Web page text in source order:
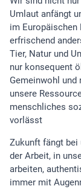
Umlaut anfängt
im
erfrischend
Tier, Natur und
nur konsequent
Gemeinwohl
unsere
menschliches
vorlässt
Zukunft fängt bei
der Arbeit, in
arbeiten,
immer mit